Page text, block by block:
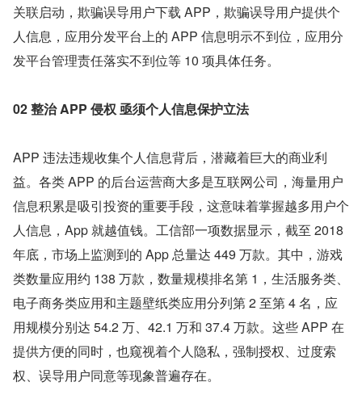
关联启动，欺骗误导用户下载 APP，欺骗误导用户提供个
人信息，应用分发平台上的 APP 信息明示不到位，应用分
发平台管理责任落实不到位等 10 项具体任务。
02 整治 APP 侵权 亟须个人信息保护立法
APP 违法违规收集个人信息背后，潜藏着巨大的商业利
益。各类 APP 的后台运营商大多是互联网公司，海量用户
信息积累是吸引投资的重要手段，这意味着掌握越多用户个
人信息，App 就越值钱。工信部一项数据显示，截至 2018
年底，市场上监测到的 App 总量达 449 万款。其中，游戏
类数量应用约 138 万款，数量规模排名第 1，生活服务类、
电子商务类应用和主题壁纸类应用分列第 2 至第 4 名，应
用规模分别达 54.2 万、42.1 万和 37.4 万款。这些 APP 在
提供方便的同时，也窥视着个人隐私，强制授权、过度索
权、误导用户同意等现象普遍存在。